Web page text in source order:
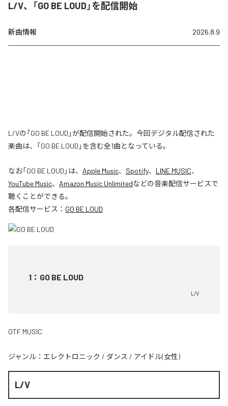
L/V、「GO BE LOUD」を配信開始
新曲情報 2026.8.9
L/Vの「GO BE LOUD」が配信開始された。今回デジタル配信された
楽曲は、「GO BE LOUD」を含む全1曲となっている。
なお「GO BE LOUD 」は、 Apple Music、 Spotify、 LINE MUSIC、
YouTube Music、 Amazon Music Unlimitedなどの音楽配信サービスで
聴くことができる。
各配信サービス： GO BE LOUD
1 ： GO BE LOUD
L/V
OTF MUSIC
ジャンル： エレクトロニック / ダンス / アイドル(女性)
L/V